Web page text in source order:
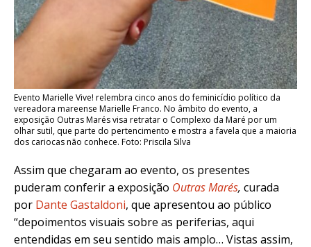
Evento Marielle Vive! relembra cinco anos do feminicídio político da
vereadora mareense Marielle Franco. No âmbito do evento, a
exposição Outras Marés visa retratar o Complexo da Maré por um
olhar sutil, que parte do pertencimento e mostra a favela que a maioria
dos cariocas não conhece. Foto: Priscila Silva
Assim que chegaram ao evento, os presentes
puderam conferir a exposição Outras Marés, curada
por Dante Gastaldoni, que apresentou ao público
“depoimentos visuais sobre as periferias, aqui
entendidas em seu sentido mais amplo… Vistas assim,